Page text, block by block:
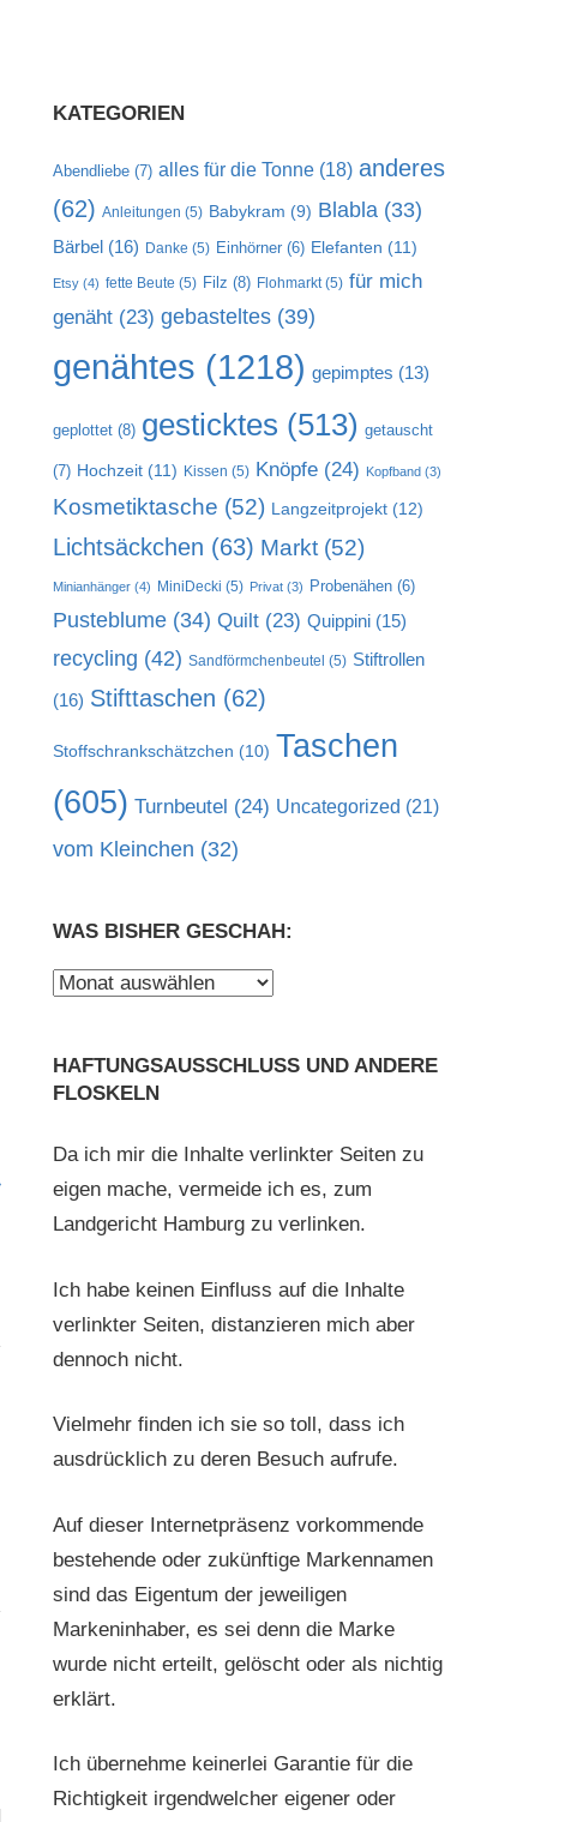
KATEGORIEN
Abendliebe(7) alles für die Tonne(18) anderes
(62) Anleitungen (5) Babykram (9) Blabla (33)
Bärbel(16) Danke (5) Einhörner(6) Elefanten (11)
Etsy(4) fette Beute (5) Filz (8) Flohmarkt(5) für mich
genäht(23) gebasteltes(39)
genähtes (1218) gepimptes (13)
geplottet(8) gesticktes (513) getauscht
(7) Hochzeit(11) Kissen (5) Knöpfe(24) Kopfband(3)
Kosmetiktasche (52) Langzeitprojekt(12)
Lichtsäckchen (63) Markt(52)
Minianhänger(4) MiniDecki (5) Privat(3) Probenähen(6)
Pusteblume(34) Quilt(23) Quippini(15)
recycling (42) Sandförmchenbeutel (5) Stiftrollen
(16) Stifttaschen (62)
Stoffschrankschätzchen (10) Taschen
(605) Turnbeutel (24) Uncategorized (21)
vom Kleinchen (32)
WAS BISHER GESCHAH:
Was
HAFTUNGSAUSSCHLUSS UND ANDERE
FLOSKELN
Da ich mir die Inhalte verlinkter Seiten zu
eigen mache, vermeide ich es, zum
Landgericht Hamburg zu verlinken.
Ich habe keinen Einfluss auf die Inhalte
verlinkter Seiten, distanzieren mich aber
dennoch nicht.
Vielmehr finden ich sie so toll, dass ich
ausdrücklich zu deren Besuch aufrufe.
Auf dieser Internetpräsenz vorkommende
bestehende oder zukünftige Markennamen
sind das Eigentum der jeweiligen
Markeninhaber, es sei denn die Marke
wurde nicht erteilt, gelöscht oder als nichtig
erklärt.
Ich übernehme keinerlei Garantie für die
Richtigkeit irgendwelcher eigener oder